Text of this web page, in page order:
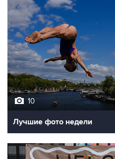
10
Лучшие фото недели